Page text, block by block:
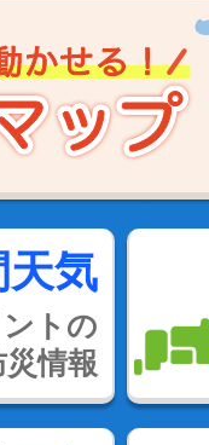
天気
トの
情報